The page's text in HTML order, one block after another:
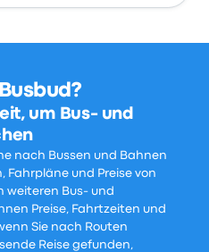
um Bus- und
nach Bussen und Bahnen
Fahrpläne und Preise von
weiteren Bus- und
Preise, Fahrtzeiten und
Sie nach Routen
Reise gefunden,